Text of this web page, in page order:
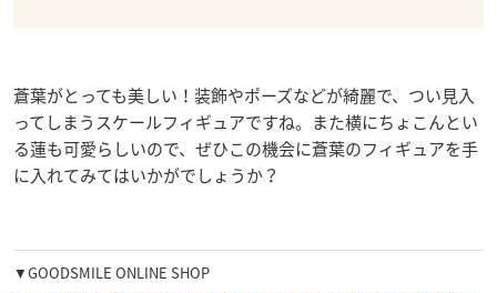
蒼葉がとっても美しい！装飾やポーズなどが綺麗で、つい見入
ってしまうスケールフィギュアですね。また横にちょこんとい
る蓮も可愛らしいので、ぜひこの機会に蒼葉のフィギュアを手
に入れてみてはいかがでしょうか？
▼GOODSMILE ONLINE SHOP